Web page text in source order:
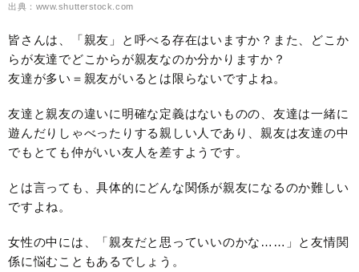
出典：www.shutterstock.com
皆さんは、「親友」と呼べる存在はいますか？また、どこか
らが友達でどこからが親友なのか分かりますか？
友達が多い＝親友がいるとは限らないですよね。
友達と親友の違いに明確な定義はないものの、友達は一緒に
遊んだりしゃべったりする親しい人であり、親友は友達の中
でもとても仲がいい友人を差すようです。
とは言っても、具体的にどんな関係が親友になるのか難しい
ですよね。
女性の中には、「親友だと思っていいのかな……」と友情関
係に悩むこともあるでしょう。